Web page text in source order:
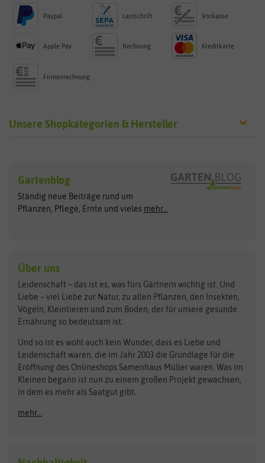
Paypal Lastschrift Vorkasse
Apple Pay Rechnung Kreditkarte
Firmenrechnung
Unsere Shopkategorien & Hersteller
Exotische Samen
Gemüsesamen
Gründünger
Kräutersamen
Obstsamen
Pilzbrut
Rasensamen
Steckzwiebeln
Zimmer & Kübelpflanzen
Kataloge
Schnäppchen
Anzucht & Gartenzubehör
Anzuchtschalen
Arche Noah
ASB Greenworld
Benary
Bingenheimer Saatgut
Bionana
BIOWOL
Blumicorn
Bûten Birds
Carl Pabst
Clever Pots
COMPO
Dürr-Samen
Feldsaaten Freudenberger
Fertil
Flora Elite
Gartenblog
Ständig neue Beiträge rund um
Pflanzen, Pflege, Ernte und vieles mehr...
Über uns
Leidenschaft – das ist es, was fürs Gärtnern wichtig ist. Und
Liebe – viel Liebe zur Natur, zu allen Pflanzen, den Insekten,
Vögeln, Kleintieren und zum Boden, der für unsere gesunde
Ernährung so bedeutsam ist.
Und so ist es wohl auch kein Wunder, dass es Liebe und
Leidenschaft waren, die im Jahr 2003 die Grundlage für die
Eröffnung des Onlineshops Samenhaus Müller waren. Was im
Kleinen begann ist nun zu einem großen Projekt gewachsen,
in dem es mehr als Saatgut gibt.
mehr...